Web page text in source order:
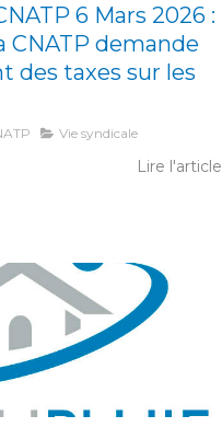
6 Mars 2026 :
CNATP demande
des taxes sur les
Vie syndicale
Lire l'article